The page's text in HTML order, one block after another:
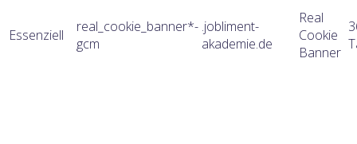
Essenziell
real_cookie_banner*-
gcm
.jobliment-
akademie.de
Real
Cookie
Banner